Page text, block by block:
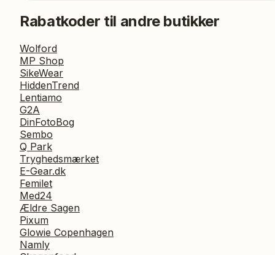
Rabatkoder til andre butikker
Wolford
MP Shop
SikeWear
HiddenTrend
Lentiamo
G2A
DinFotoBog
Sembo
Q Park
Tryghedsmærket
E-Gear.dk
Femilet
Med24
Ældre Sagen
Pixum
Glowie Copenhagen
Namly